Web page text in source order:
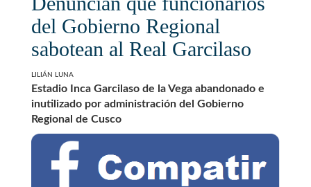
del Gobierno Regional
sabotean al Real Garcilaso
LILIÁN LUNA
Estadio Inca Garcilaso de la Vega abandonado e
inutilizado por administración del Gobierno
Regional de Cusco